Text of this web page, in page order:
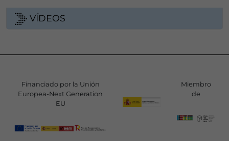
VÍDEOS
Financiado por la Unión
Europea-Next Generation
EU
Miembro
de